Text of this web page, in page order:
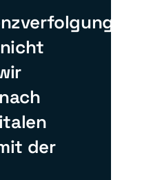
der